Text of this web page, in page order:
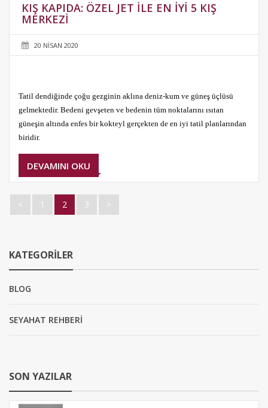
KIŞ KAPIDA: ÖZEL JET ILE EN İYI 5 KIŞ
MERKEZI
20 NISAN 2020
Tatil dendiğinde çoğu gezginin aklına deniz-kum ve güneş üçlüsü
gelmektedir. Bedeni gevşeten ve bedenin tüm noktalarını ısıtan
güneşin altında enfes bir kokteyl gerçekten de en iyi tatil planlarından
biridir.
DEVAMINI OKU
< 1 2 3 >
KATEGORILER
BLOG
SEYAHAT REHBERİ
SON YAZILAR